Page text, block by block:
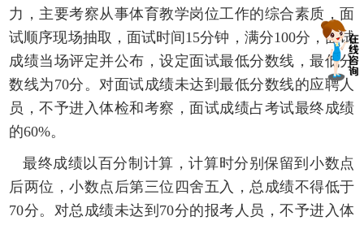
力，主要考察从事体育教学岗位工作的综合素质，面
试顺序现场抽取，面试时间 15分钟，满分100分，面试
成绩当场评定并公布，设定面试最低分数线，最低分
数线为70分。对面试成绩未达到最低分数线的应聘人
员，不予进入体检和考察，面试成绩占考试最终成绩
的60%。
最终成绩以百分制计算，计算时分别保留到小数点
后两位，小数点后第三位四舍五入 ，总成绩不得低于
70分。 对总成绩未达到 70分的报考人员，不予进入体